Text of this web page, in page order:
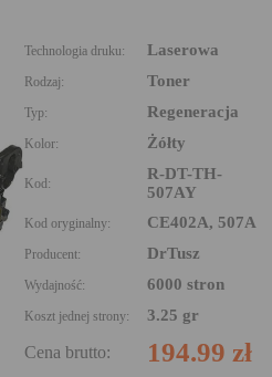
Technologia druku: Laserowa
Rodzaj: Toner
Typ: Regeneracja
Kolor: Żółty
Kod:
R-DT-TH-
507AY
Kod oryginalny: CE402A, 507A
Producent: DrTusz
Wydajność: 6000 stron
Koszt jednej strony: 3.25 gr
Cena brutto: 194.99 zł